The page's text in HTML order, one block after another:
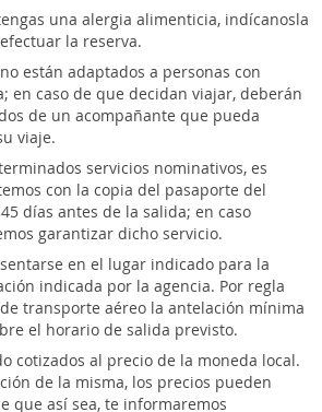
una alergia alimenticia, indícanosla
la reserva.
están adaptados a personas con
en caso de que decidan viajar, deberán
de un acompañante que pueda
viaje.
servicios nominativos, es
con la copia del pasaporte del
días antes de la salida; en caso
garantizar dicho servicio.
en el lugar indicado para la
indicada por la agencia. Por regla
transporte aéreo la antelación mínima
el horario de salida previsto.
cotizados al precio de la moneda local.
de la misma, los precios pueden
que así sea, te informaremos